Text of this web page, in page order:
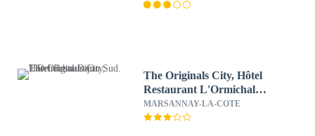
The Originals City, Hôtel
Restaurant L'Ormichal
Dijon Sud.
MARSANNAY-LA-COTE